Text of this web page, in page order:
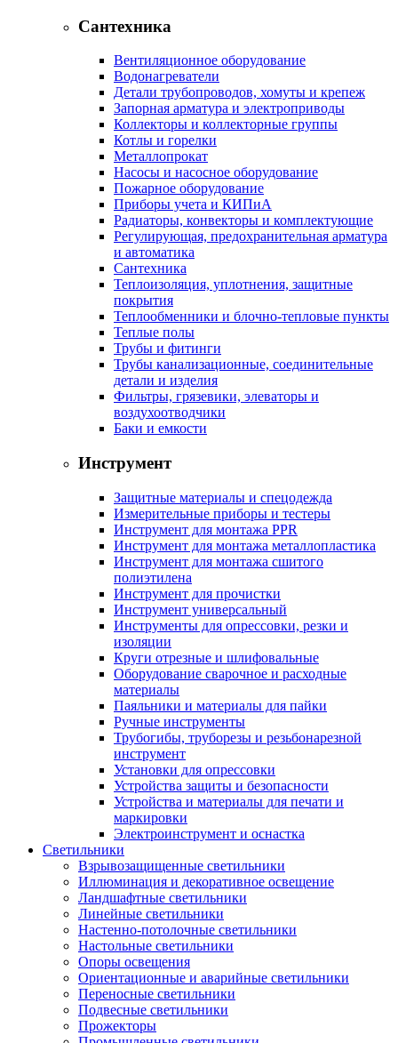
Сантехника
Вентиляционное оборудование
Водонагреватели
Детали трубопроводов, хомуты и крепеж
Запорная арматура и электроприводы
Коллекторы и коллекторные группы
Котлы и горелки
Металлопрокат
Насосы и насосное оборудование
Пожарное оборудование
Приборы учета и КИПиА
Радиаторы, конвекторы и комплектующие
Регулирующая, предохранительная арматура
и автоматика
Сантехника
Теплоизоляция, уплотнения, защитные
покрытия
Теплообменники и блочно-тепловые пункты
Теплые полы
Трубы и фитинги
Трубы канализационные, соединительные
детали и изделия
Фильтры, грязевики, элеваторы и
воздухоотводчики
Баки и емкости
Инструмент
Защитные материалы и спецодежда
Измерительные приборы и тестеры
Инструмент для монтажа PPR
Инструмент для монтажа металлопластика
Инструмент для монтажа сшитого
полиэтилена
Инструмент для прочистки
Инструмент универсальный
Инструменты для опрессовки, резки и
изоляции
Круги отрезные и шлифовальные
Оборудование сварочное и расходные
материалы
Паяльники и материалы для пайки
Ручные инструменты
Трубогибы, труборезы и резьбонарезной
инструмент
Установки для опрессовки
Устройства защиты и безопасности
Устройства и материалы для печати и
маркировки
Электроинструмент и оснастка
Светильники
Взрывозащищенные светильники
Иллюминация и декоративное освещение
Ландшафтные светильники
Линейные светильники
Настенно-потолочные светильники
Настольные светильники
Опоры освещения
Ориентационные и аварийные светильники
Переносные светильники
Подвесные светильники
Прожекторы